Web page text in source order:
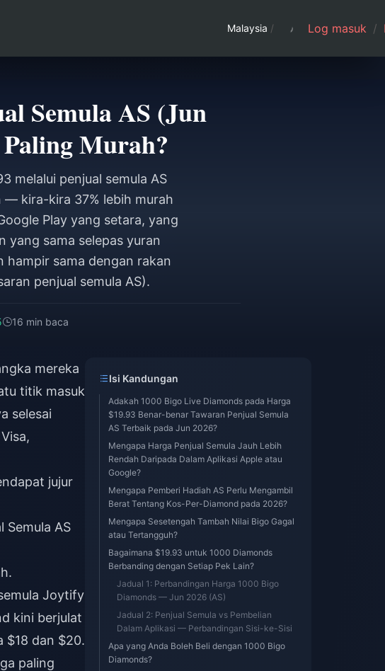
Malaysia / Log masuk /
Semula AS (Jun
Murah?
melalui penjual semula AS
— kira-kira 37% lebih murah
Play yang setara, yang
yang sama selepas yuran
sama dengan rakan
penjual semula AS).
16 min baca
mereka
titik masuk
selesai
jujur
Semula AS
Joytify
kini berjulat
$18 dan $20.
paling
Isi Kandungan
Adakah 1000 Bigo Live Diamonds pada Harga
$19.93 Benar-benar Tawaran Penjual Semula
AS Terbaik pada Jun 2026?
Mengapa Harga Penjual Semula Jauh Lebih
Rendah Daripada Dalam Aplikasi Apple atau
Google?
Mengapa Pemberi Hadiah AS Perlu Mengambil
Berat Tentang Kos-Per-Diamond pada 2026?
Mengapa Sesetengah Tambah Nilai Bigo Gagal
atau Tertangguh?
Bagaimana $19.93 untuk 1000 Diamonds
Berbanding dengan Setiap Pek Lain?
Jadual 1: Perbandingan Harga 1000 Bigo
Diamonds — Jun 2026 (AS)
Jadual 2: Penjual Semula vs Pembelian
Dalam Aplikasi — Perbandingan Sisi-ke-Sisi
Apa yang Anda Boleh Beli dengan 1000 Bigo
Diamonds?